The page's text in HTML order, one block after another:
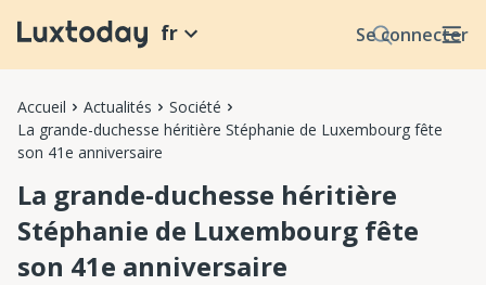
Se connecter
fr
Accueil Actualités
Société
La grande-duchesse héritière Stéphanie de Luxembourg fête
son 41e anniversaire
La grande-duchesse héritière
Stéphanie de Luxembourg fête
son 41e anniversaire